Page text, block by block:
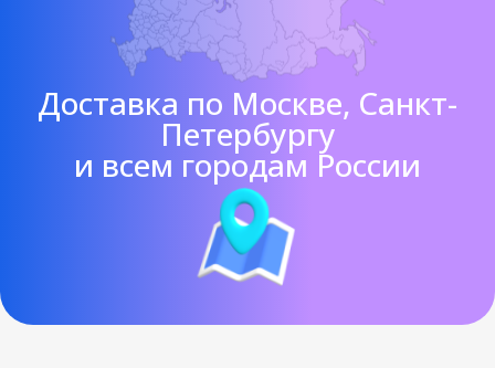
Доставка по Москве, Санкт-
Петербургу
и всем городам России